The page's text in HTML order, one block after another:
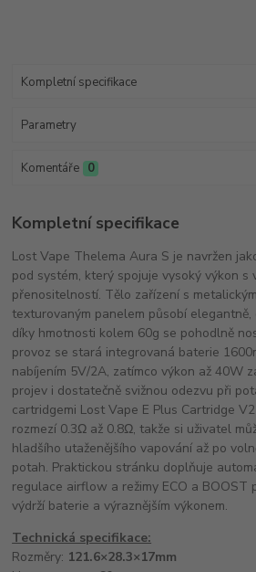
Kompletní specifikace
Parametry
Komentáře 0
Kompletní specifikace
Lost Vape Thelema Aura S je navržen
pod systém, který spojuje vysoký výkon s
přenositelností. Tělo zařízení s
texturovaným panelem působí
díky hmotnosti kolem 60g se pohodlně
provoz se stará integrovaná baterie
nabíjením 5V/2A, zatímco výkon až 40W
projev i dostatečně svižnou odezvu při
cartridgemi Lost Vape E Plus Cartridge
rozmezí 0.3Ω až 0.8Ω, takže si uživatel
hladšího utaženějšího vapování až po
potah. Praktickou stránku doplňuje
regulace airflow a režimy ECO a BOOST
výdrží baterie a výraznějším výkonem.
Technická specifikace:
Rozměry: 121.6×28.3×17mm